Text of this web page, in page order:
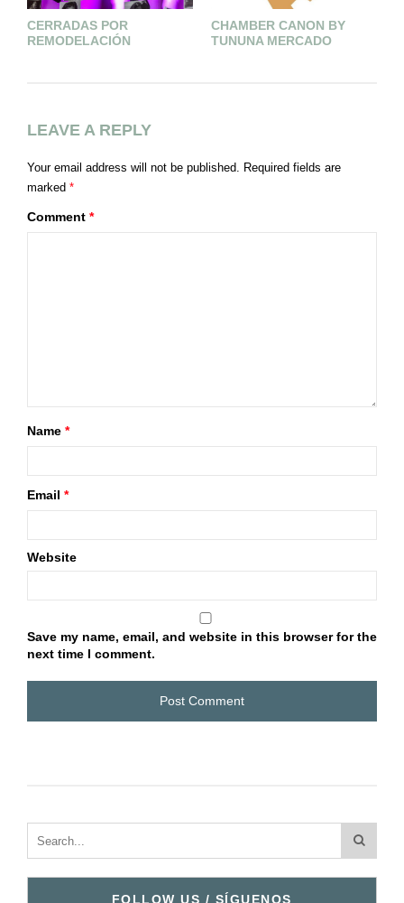
CERRADAS POR
REMODELACIÓN
CHAMBER CANON BY
TUNUNA MERCADO
LEAVE A REPLY
Your email address will not be published. Required fields are
marked *
Comment *
Name *
Email *
Website
Save my name, email, and website in this browser for the
next time I comment.
FOLLOW US / SÍGUENOS